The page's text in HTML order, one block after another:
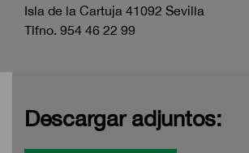
Isla de la Cartuja 41092 Sevilla
Tlfno. 954 46 22 99
Descargar adjuntos: